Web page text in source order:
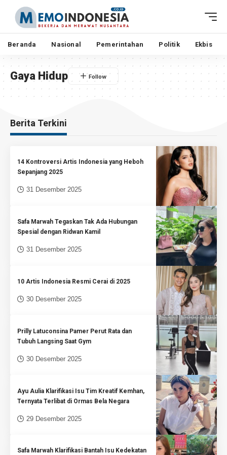
Beranda Nasional Pemerintahan Politik Ekbis
Gaya Hidup
Berita Terkini
14 Kontroversi Artis Indonesia yang Heboh
Sepanjang 2025
31 Desember 2025
Safa Marwah Tegaskan Tak Ada Hubungan
Spesial dengan Ridwan Kamil
31 Desember 2025
10 Artis Indonesia Resmi Cerai di 2025
30 Desember 2025
Prilly Latuconsina Pamer Perut Rata dan
Tubuh Langsing Saat Gym
30 Desember 2025
Ayu Aulia Klarifikasi Isu Tim Kreatif Kemhan,
Ternyata Terlibat di Ormas Bela Negara
29 Desember 2025
Safa Marwah Klarifikasi Bantah Isu Kedekatan